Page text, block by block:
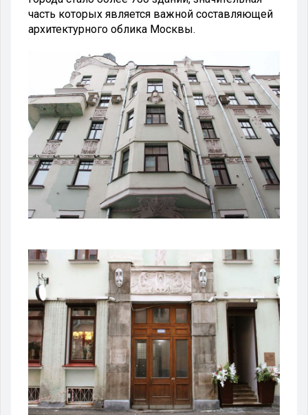
часть которых является важной составляющей
архитектурного облика Москвы.